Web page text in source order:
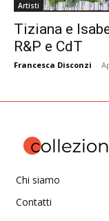
Artisti
Tiziana e
R&P e CdT
Francesca Disconzi -
Chi siamo
Contatti